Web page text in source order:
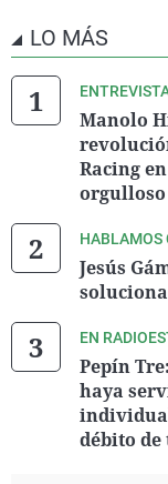
LO MÁS
Manolo
Racing
orgulloso
HABLAMOS
Jesús
EN
Pepín
haya
débito